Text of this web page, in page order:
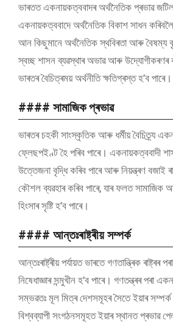
ভাৰতত একনায়কত্ববাদৰ অৰ্থনৈতিক প্ৰভাৱ
একনায়কত্ববাদে অৰ্থনৈতিক বিকাশ সাধন
আন কিছুমানে অৰ্থনৈতিক স্থবিৰতা আৰু বৈষম্য
স্বচ্ছ শাসন ব্যৱস্থাৰ অভাৱ আৰু উদ্যোগীকৰণৰ
ভাৰতৰ বৈচিত্ৰময় অৰ্থনীতি ক্ষতিগ্ৰস্ত হ’ব পাৰে।
#### সামাজিক প্ৰভাৱ
ভাৰতৰ চহকী সাংস্কৃতিক আৰু ধৰ্মীয় বৈচিত্ৰ্য
ফ্লেছপইণ্ট হৈ পৰিব পাৰে। একনায়কত্ববাদী
উত্তেজনা বৃদ্ধি কৰিব পাৰে আৰু নিয়ন্ত্ৰণ বজাই
কৌশল ব্যৱহাৰ কৰিব পাৰে, যাৰ ফলত
হিংসাৰ সৃষ্টি হ’ব পাৰে।
#### আন্তঃৰাষ্ট্ৰীয় সম্পৰ্ক
আন্তঃৰাষ্ট্ৰীয় পৰ্যায়ত ভাৰতে গণতান্ত্ৰিক ৰাষ্ট্ৰৰ
নিষেধাজ্ঞাৰ সন্মুখীন হ’ব পাৰে। গণতন্ত্ৰৰ পৰা
সম্ভৱতঃ মূল মিত্ৰ দেশসমূহৰ সৈতে ইয়াৰ সম্পৰ্ক
বিশ্বব্যাপী সংগঠনসমূহত ইয়াৰ স্থানত প্ৰভাৱ